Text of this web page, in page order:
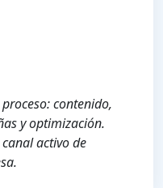
contenido,
y optimización.
activo de